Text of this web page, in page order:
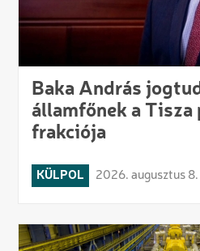
Baka András
államfőnek a Tisza
frakciója
KÜLPOL 2026. augusztus 8.